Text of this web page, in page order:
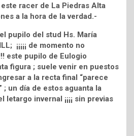
racer de La Piedras Alta
a la hora de la verdad.-
pupilo del stud Hs. María
¡¡¡¡¡ de momento no
este pupilo de Eulogio
figura ; suele venir en puestos
a la recta final “parece
; un día de estos aguanta la
invernal ¡¡¡¡ sin previas